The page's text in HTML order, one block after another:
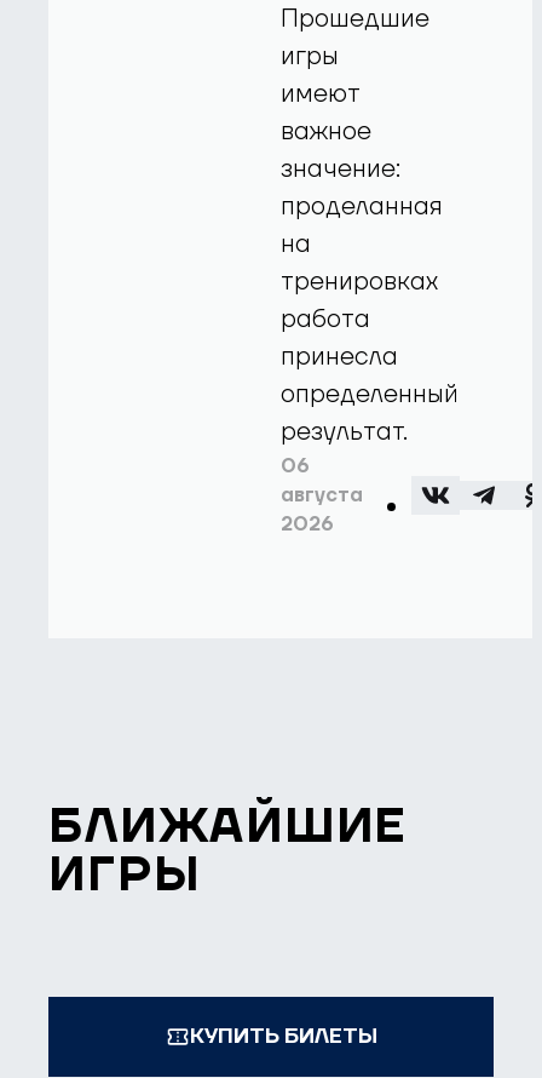
Прошедшие
игры
имеют
важное
значение:
проделанная
на
тренировках
работа
принесла
определенный
результат.
06
августа
2026
БЛИЖАЙШИЕ
ИГРЫ
КУПИТЬ БИЛЕТЫ